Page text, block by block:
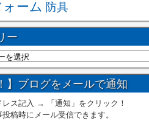
ーム 防具
ー
】ブログをメールで通知
レス記入 → 「通知」をクリック！
稿時にメール受信できます。